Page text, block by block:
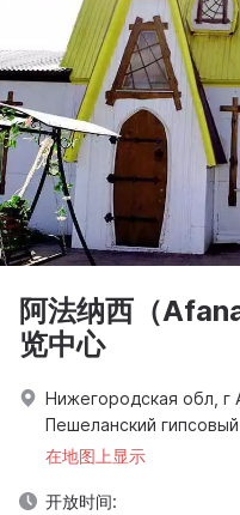
阿法纳西（
览中心
Нижегородская обл, г
Пешеланский
在地图上显示
开放时间: